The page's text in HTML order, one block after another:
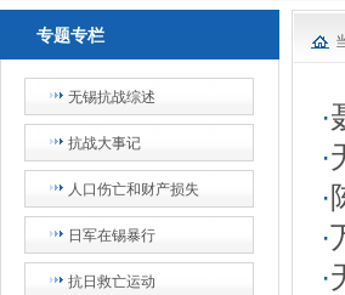
专题专栏
无锡抗战综述
抗战大事记
人口伤亡和财产损失
日军在锡暴行
抗日救亡运动
·
·
·
·
·